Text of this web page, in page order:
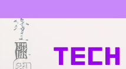
Skip
content